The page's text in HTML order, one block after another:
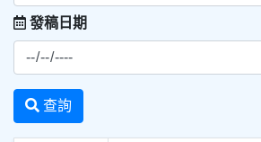
發稿日期
查詢